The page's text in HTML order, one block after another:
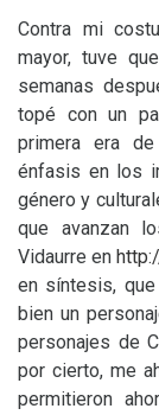
Contra mi
mayor, tuve
semanas
topé con un
primera era
énfasis en los
género y
que avanzan
Vidaurre en
en síntesis,
bien un
personajes de
por cierto, me
permitieron